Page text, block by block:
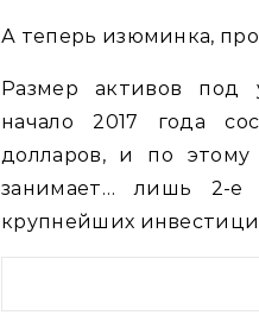
А теперь изюминка,
Размер активов под
начало 2017 года
долларов, и по этому
занимает… лишь 2-е
крупнейших